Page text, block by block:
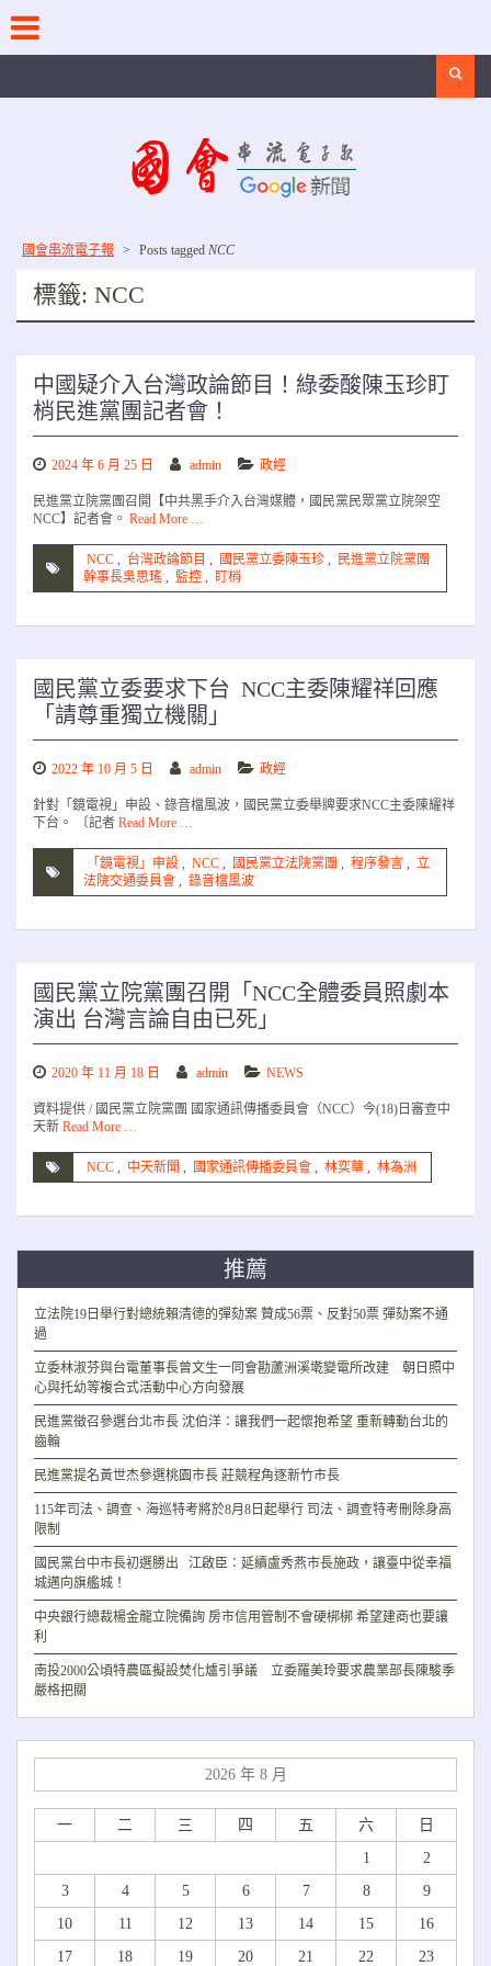
content
國會串流電子報 > Posts tagged NCC
標籤: NCC
中國疑介入台灣政論節目！綠委酸陳玉珍盯
梢民進黨團記者會！
2024 年 6 月 25 日 admin 政經
民進黨立院黨團召開【中共黑手介入台灣媒體，國民黨民眾黨立院架空
NCC】記者會。 Read More …
NCC , 台灣政論節目 , 國民黨立委陳玉珍 ,
民進黨立院黨團
幹事長吳思瑤 , 監控 , 盯梢
國民黨立委要求下台 NCC主委陳耀祥回應
「請尊重獨立機關」
2022 年 10 月 5 日 admin 政經
針對「鏡電視」申設、錄音檔風波，國民黨立委舉牌要求NCC主委陳耀祥
下台。 〔記者 Read More …
「鏡電視」申設 , NCC , 國民黨立法院黨團 , 程序發言 , 立
法院交通委員會 , 錄音檔風波
國民黨立院黨團召開「NCC全體委員照劇本
演出 台灣言論自由已死」
2020 年 11 月 18 日 admin NEWS
資料提供 / 國民黨立院黨團 國家通訊傳播委員會（NCC）今(18)日審查中
天新 Read More …
NCC , 中天新聞 , 國家通訊傳播委員會 , 林奕華 , 林為洲
推薦
立法院19日舉行對總統賴清德的彈劾案 贊成56票、反對50票 彈劾案不通
過
立委林淑芬與台電董事長曾文生一同會勘蘆洲溪墘變電所改建 朝日照中
心與托幼等複合式活動中心方向發展
民進黨徵召參選台北市長 沈伯洋：讓我們一起懷抱希望 重新轉動台北的
齒輪
民進黨提名黃世杰參選桃園市長 莊競程角逐新竹市長
115年司法、調查、海巡特考將於8月8日起舉行 司法、調查特考刪除身高
限制
國民黨台中市長初選勝出 江啟臣：延續盧秀燕市長施政，讓臺中從幸福
城邁向旗艦城！
中央銀行總裁楊金龍立院備詢 房市信用管制不會硬梆梆 希望建商也要讓
利
南投2000公頃特農區擬設焚化爐引爭議 立委羅美玲要求農業部長陳駿季
嚴格把關
2026 年 8 月
一 二 三 四 五 六
日
1
2
3
4 5 6 7 8
9
10
11 12 13 14 15
16
17
18 19 20 21 22 23